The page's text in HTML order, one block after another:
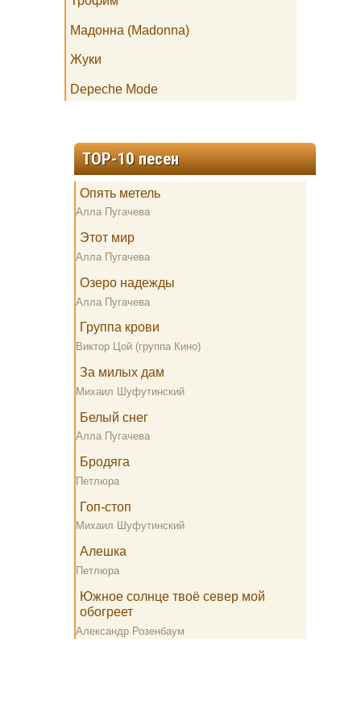
Мадонна (Madonna)
Жуки
Depeche Mode
TOP-10 песен
Опять метель
Алла Пугачева
Этот мир
Алла Пугачева
Озеро надежды
Алла Пугачева
Группа крови
Виктор Цой (группа Кино)
За милых дам
Михаил Шуфутинский
Белый снег
Алла Пугачева
Бродяга
Петлюра
Гоп-стоп
Михаил Шуфутинский
Алешка
Петлюра
Южное солнце твоё север мой
обогреет
Александр Розенбаум